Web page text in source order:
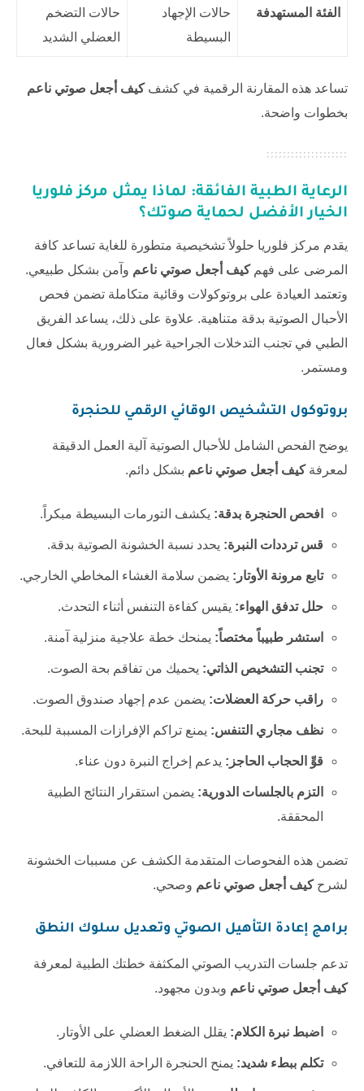
الفئة المستهدفة
حالات الإجهاد
البسيطة
حالات التضخم
العضلي الشديد
تساعد هذه المقارنة الرقمية في كشفكيف أجعل صوتي ناعم
بخطوات واضحة.
الرعاية الطبية الفائقة: لماذا يمثل مركز فلوريا
الخيار الأفضل لحماية صوتك؟
يقدم مركز فلوريا حلولاً تشخيصية متطورة للغاية تساعد كافة
المرضى على فهمكيف أجعل صوتي ناعم وآمن بشكل طبيعي.
وتعتمد العيادة على بروتوكولات وقائية متكاملة تضمن فحص
الأحبال الصوتية بدقة متناهية. علاوة على ذلك، يساعد الفريق
الطبي في تجنب التدخلات الجراحية غير الضرورية بشكل فعال
ومستمر.
بروتوكول التشخيص الوقائي الرقمي للحنجرة
يوضح الفحص الشامل للأحبال الصوتية آلية العمل الدقيقة
لمعرفةكيف أجعل صوتي ناعم بشكل دائم.
افحص الحنجرة بدقة: يكشف التورمات البسيطة مبكراً.
قس ترددات النبرة: يحدد نسبة الخشونة الصوتية بدقة.
تابع مرونة الأوتار: يضمن سلامة الغشاء المخاطي الخارجي.
حلل تدفق الهواء: يقيس كفاءة التنفس أثناء التحدث.
استشر طبيباً مختصاً: يمنحك خطة علاجية منزلية آمنة.
تجنب التشخيص الذاتي: يحميك من تفاقم بحة الصوت.
راقب حركة العضلات: يضمن عدم إجهاد صندوق الصوت.
نظف مجاري التنفس: يمنع تراكم الإفرازات المسببة للبحة.
قوِّ الحجاب الحاجز: يدعم إخراج النبرة دون عناء.
التزم بالجلسات الدورية: يضمن استقرار النتائج الطبية
المحققة.
تضمن هذه الفحوصات المتقدمة الكشف عن مسببات الخشونة
لشرحكيف أجعل صوتي ناعم وصحي.
برامج إعادة التأهيل الصوتي وتعديل سلوك النطق
تدعم جلسات التدريب الصوتي المكثفة خطتك الطبية لمعرفة
كيف أجعل صوتي ناعم وبدون مجهود.
اضبط نبرة الكلام: يقلل الضغط العضلي على الأوتار.
تكلم ببطء شديد: يمنح الحنجرة الراحة اللازمة للتعافي.